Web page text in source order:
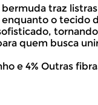
traz
o tecido
quem busca
e 4% Outras